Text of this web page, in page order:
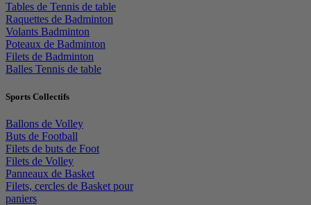
Tables de Tennis de table
Raquettes de Badminton
Volants Badminton
Poteaux de Badminton
Filets de Badminton
Balles Tennis de table
Sports Collectifs
Ballons de Volley
Buts de Football
Filets de buts de Foot
Filets de Volley
Panneaux de Basket
Filets, cercles de Basket pour
paniers